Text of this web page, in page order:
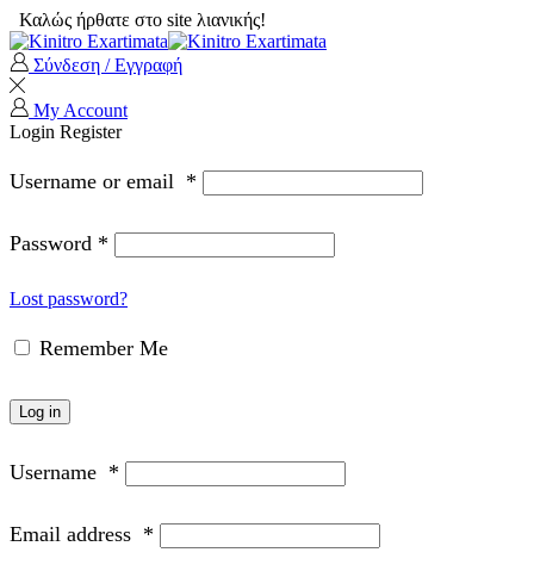
Καλώς ήρθατε στο site λιανικής!
Σύνδεση / Εγγραφή
My Account
Login Register
Username or email *
Password *
Lost password?
Remember Me
Log in
Username *
Email address *